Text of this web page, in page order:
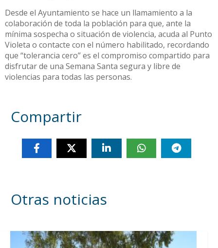
Desde el Ayuntamiento se hace un llamamiento a la
colaboración de toda la población para que, ante la
mínima sospecha o situación de violencia, acuda al Punto
Violeta o contacte con el número habilitado, recordando
que “tolerancia cero” es el compromiso compartido para
disfrutar de una Semana Santa segura y libre de
violencias para todas las personas.
Compartir
Otras noticias